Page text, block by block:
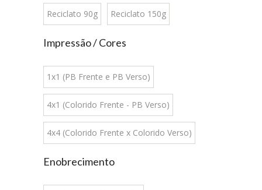
Reciclato 90g Reciclato 150g
Impressão / Cores
1x1 (PB Frente e PB Verso)
4x1 (Colorido Frente - PB Verso)
4x4 (Colorido Frente x Colorido Verso)
Enobrecimento